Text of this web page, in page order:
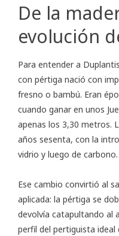
De la
evolución
Para entender a
con pértiga nació con
fresno o bambú. Eran
cuando ganar en unos
apenas los 3,30 metros.
años sesenta, con la
vidrio y luego de carbono.
Ese cambio convirtió al
aplicada: la pértiga se
devolvía catapultando al
perfil del pertiguista ideal